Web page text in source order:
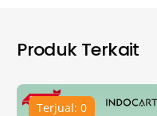
Produk Terkait
Terjual: 0